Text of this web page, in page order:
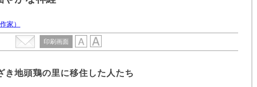
家）
印刷画面
き地頭鶏の里に移住した人たち